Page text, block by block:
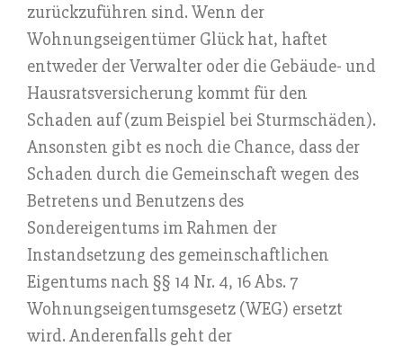
zurückzuführen sind. Wenn der
Wohnungseigentümer Glück hat, haftet
entweder der Verwalter oder die Gebäude- und
Hausratsversicherung kommt für den
Schaden auf (zum Beispiel bei Sturmschäden).
Ansonsten gibt es noch die Chance, dass der
Schaden durch die Gemeinschaft wegen des
Betretens und Benutzens des
Sondereigentums im Rahmen der
Instandsetzung des gemeinschaftlichen
Eigentums nach §§ 14 Nr. 4, 16 Abs. 7
Wohnungseigentumsgesetz (WEG) ersetzt
wird. Anderenfalls geht der